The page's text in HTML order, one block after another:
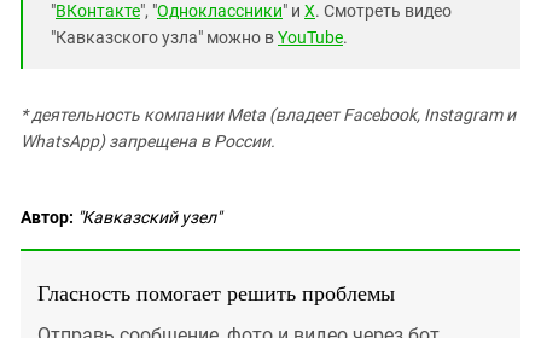
"ВКонтакте", "Одноклассники" и X. Смотреть видео
"Кавказского узла" можно вYouTube.
* деятельность компании Meta (владеет Facebook, Instagram и
WhatsApp) запрещена в России.
Автор: "Кавказский узел"
Гласность помогает решить проблемы